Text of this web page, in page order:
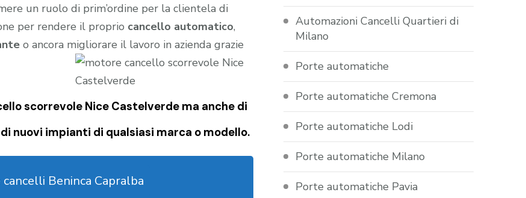
un ruolo di prim’ordine per la clientela di
per rendere il proprio cancello automatico,
o ancora migliorare il lavoro in azienda grazie
scorrevole Nice Castelverde ma anche di
nuovi impianti di qualsiasi marca o modello.
Beninca Capralba
Automazioni Cancelli Quartieri di
Milano
Porte automatiche
Porte automatiche Cremona
Porte automatiche Lodi
Porte automatiche Milano
Porte automatiche Pavia